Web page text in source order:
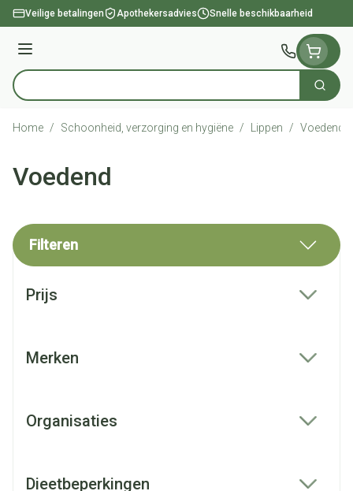
Ga naar de inhoud
Veilige betalingen Apothekersadvies Snelle beschikbaarheid
Menu
Product, merk, categorie... Zoek
Home / Schoonheid, verzorging en hygiëne / Lippen / Voedend
Voedend
Filteren
Prijs
Merken
Organisaties
Dieetbeperkingen